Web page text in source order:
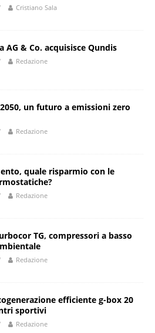
Cristiano Sala
AG & Co. acquisisce Qundis
Redazione
un futuro a emissioni zero
Redazione
quale risparmio con le
Redazione
TG, compressori a basso
Redazione
efficiente g-box 20
sportivi
Redazione